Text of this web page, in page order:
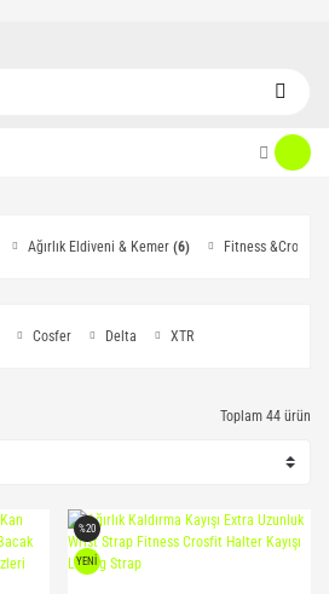
Ağırlık Eldiveni & Kemer (6) Fitness
Cosfer Delta XTR
Toplam 44 ürün
%20
YENİ